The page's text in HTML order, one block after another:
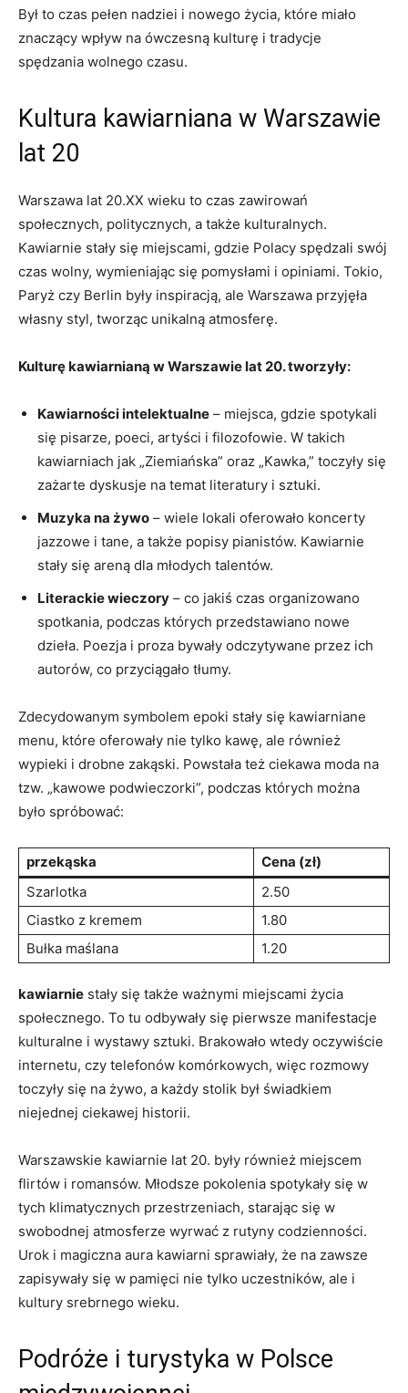
Był to⁢ czas pełen nadziei i nowego życia, które miało
znaczący wpływ na ówczesną kulturę i ‍tradycje
spędzania wolnego czasu.
Kultura kawiarniana w Warszawie
lat 20
Warszawa lat 20.XX wieku to ‍czas zawirowań
społecznych, politycznych, a także ​kulturalnych.
Kawiarnie stały się miejscami, gdzie Polacy spędzali swój
czas wolny, wymieniając się pomysłami i opiniami. Tokio,
Paryż ​czy‍ Berlin były inspiracją, ale Warszawa przyjęła
własny styl, tworząc unikalną atmosferę.
Kulturę kawiarnianą w Warszawie lat ⁣20. tworzyły:
Kawiarności ‌intelektualne – miejsca, gdzie spotykali
się‌ pisarze, poeci, artyści i filozofowie. W takich
kawiarniach jak „Ziemiańska” oraz „Kawka,” toczyły się
zażarte dyskusje na temat literatury i sztuki.
Muzyka na żywo – wiele lokali oferowało koncerty
jazzowe i tane, a także popisy pianistów. Kawiarnie
stały się areną‌ dla młodych talentów.
Literackie wieczory – co jakiś⁤ czas organizowano
spotkania, podczas których przedstawiano nowe
dzieła. Poezja i proza bywały odczytywane ⁣przez ich
autorów, co przyciągało tłumy.
Zdecydowanym symbolem epoki ​stały się kawiarniane
menu, które⁢ oferowały nie tylko kawę, ale również
wypieki ‌i drobne zakąski. Powstała też ciekawa‍ moda na
tzw. „kawowe podwieczorki”, podczas których‍ można
‍było ⁢spróbować:
przekąska
Cena (zł)
Szarlotka
2.50
Ciastko⁢ z kremem
1.80
Bułka maślana
1.20
kawiarnie stały się także ważnymi miejscami życia
społecznego. To tu odbywały się pierwsze manifestacje
kulturalne i wystawy sztuki. Brakowało wtedy oczywiście
internetu, czy telefonów komórkowych, ​więc rozmowy⁣
toczyły się na​ żywo, a każdy stolik ⁢był świadkiem
niejednej ciekawej historii.
Warszawskie kawiarnie⁢ lat 20. były również miejscem
flirtów i romansów. Młodsze pokolenia spotykały się w
tych klimatycznych przestrzeniach, ‌starając ⁣się⁣ w
swobodnej atmosferze wyrwać z⁤ rutyny codzienności.
Urok i magiczna aura kawiarni sprawiały, że na zawsze
zapisywały się w ⁢pamięci nie tylko uczestników, ale i
kultury srebrnego wieku.
Podróże‍ i turystyka w‌ Polsce